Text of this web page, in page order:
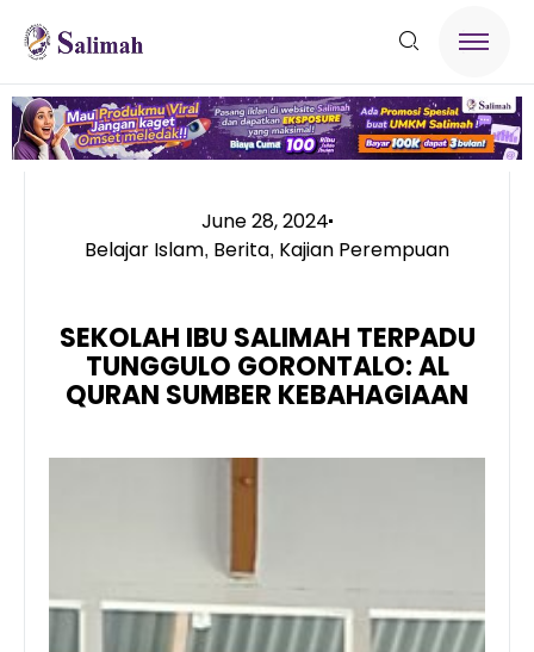
June 28, 2024
Belajar Islam, Berita, Kajian Perempuan
SEKOLAH IBU SALIMAH TERPADU
TUNGGULO GORONTALO: AL
QURAN SUMBER KEBAHAGIAAN